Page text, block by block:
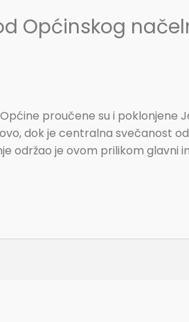
Općinskog
proučene su i poklonjene
dok je centralna svečanost
održao je ovom prilikom glavni